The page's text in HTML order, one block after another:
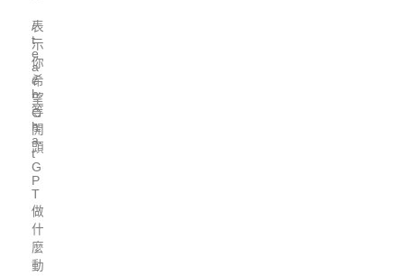
/
t
e
a
c
h
等
開
頭
表
示
你
希
望
C
h
a
t
G
P
T
做
什
麼
動